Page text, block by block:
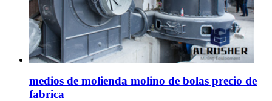
medios de molienda molino de bolas precio de
fabrica